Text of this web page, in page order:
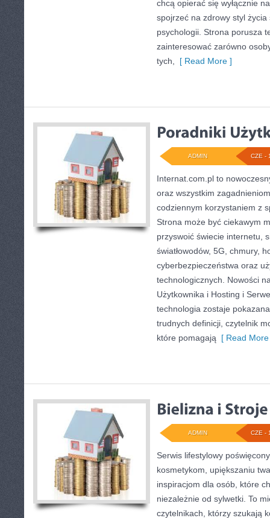
chcą opierać się wyłącznie
spojrzeć na zdrowy styl
psychologii. Strona porusza
zainteresować zarówno
tych,
[ Read More ]
CZE -
ADMIN
Internat.com.pl to
oraz wszystkim
codziennym korzystaniem z
Strona może być ciekawym
przyswoić świecie internetu,
światłowodów, 5G, chmury,
cyberbezpieczeństwa oraz
technologicznych. Nowości
Użytkownika i Hosting i
technologia zostaje
trudnych definicji, czytelnik
które pomagają [ Read
CZE -
ADMIN
Serwis lifestylowy
kosmetykom, upiększaniu
inspiracjom dla osób, które
niezależnie od sylwetki. To
czytelnikach, którzy szukają